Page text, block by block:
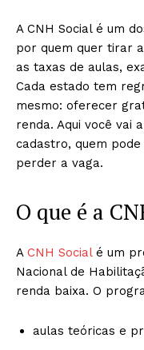
A CNH Social é um
por quem quer tirar
as taxas de aulas,
Cada estado tem
mesmo: oferecer
renda. Aqui você vai
cadastro, quem
perder a vaga.
O que é a
A CNH Socialé um
Nacional de
renda baixa. O
aulas teóricas e